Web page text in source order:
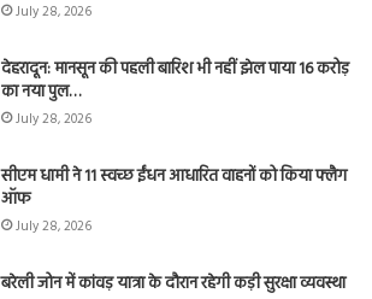
July 28, 2026
देहरादून: मानसून की पहली बारिश भी नहीं झेल पाया 16 करोड़
का नया पुल…
July 28, 2026
सीएम धामी ने 11 स्वच्छ ईंधन आधारित वाहनों को किया फ्लैग
ऑफ
July 28, 2026
बरेली जोन में कांवड़ यात्रा के दौरान रहेगी कड़ी सुरक्षा व्यवस्था